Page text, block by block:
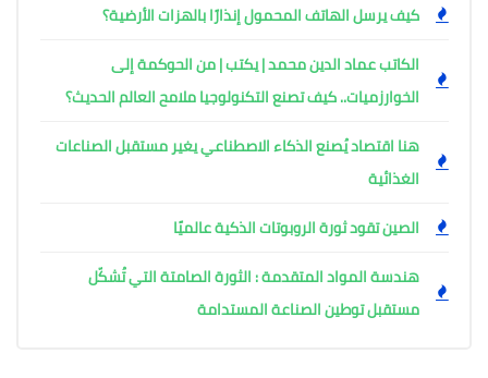
كيف يرسل الهاتف المحمول إنذارًا بالهزات الأرضية؟
الكاتب عماد الدين محمد | يكتب | من الحوكمة إلى
الخوارزميات.. كيف تصنع التكنولوجيا ملامح العالم الحديث؟
هنا اقتصاد يُصنع الذكاء الاصطناعي يغير مستقبل الصناعات
الغذائية
الصين تقود ثورة الروبوتات الذكية عالميًا
هندسة المواد المتقدمة : الثورة الصامتة التي تُشكّل
مستقبل توطين الصناعة المستدامة